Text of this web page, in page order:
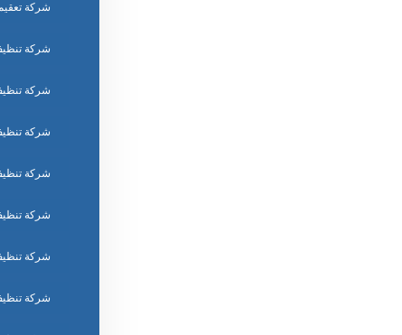
شركة
شركة
شركة
شركة
شركة
شركة
شركة
شركة